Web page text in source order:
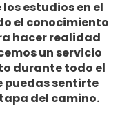
estudios en el
el conocimiento
hacer realidad
un servicio
durante todo el
puedas sentirte
del camino.